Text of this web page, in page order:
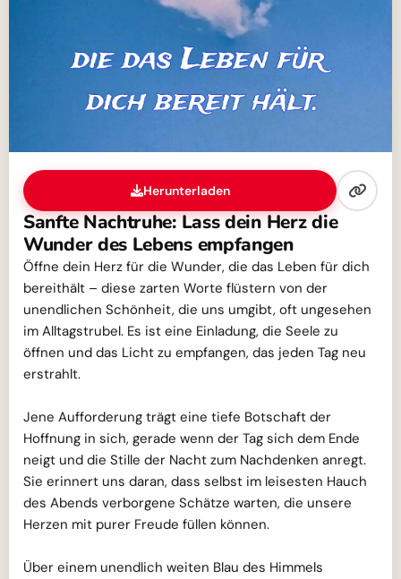
Herunterladen
Sanfte Nachtruhe: Lass dein Herz die
Wunder des Lebens empfangen
Öffne dein Herz für die Wunder, die das Leben für dich
bereithält – diese zarten Worte flüstern von der
unendlichen Schönheit, die uns umgibt, oft ungesehen
im Alltagstrubel. Es ist eine Einladung, die Seele zu
öffnen und das Licht zu empfangen, das jeden Tag neu
erstrahlt.
Jene Aufforderung trägt eine tiefe Botschaft der
Hoffnung in sich, gerade wenn der Tag sich dem Ende
neigt und die Stille der Nacht zum Nachdenken anregt.
Sie erinnert uns daran, dass selbst im leisesten Hauch
des Abends verborgene Schätze warten, die unsere
Herzen mit purer Freude füllen können.
Über einem unendlich weiten Blau des Himmels